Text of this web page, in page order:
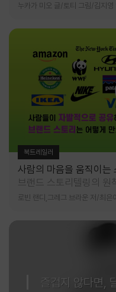
누카가 미오 글/토티 그림/김지영
북트레일러
사람의 마음을 움직이는
브랜드 스토리텔링의 원
즐겁지 않다면,